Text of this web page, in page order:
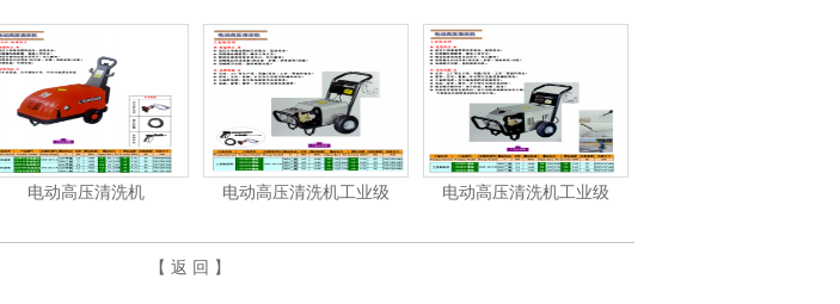
电动高压清洗机工业级 电动高压清洗机工业级 汽油/柴油高压清洗机
【 返 回 】